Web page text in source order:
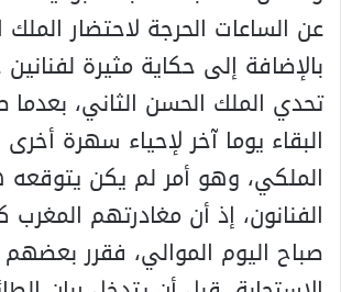
عن الساعات الحرجة لاحتضار الملك
بالإضافة إلى حكاية مثيرة لفنانين
تحدي الملك الحسن الثاني،
البقاء يوما آخر لإحياء سهرة أخرى
الملكي، وهو أمر لم يكن يتوقعه
الفنانون، إذ أن مغادرتهم المغرب
صباح اليوم الموالي، فقرر